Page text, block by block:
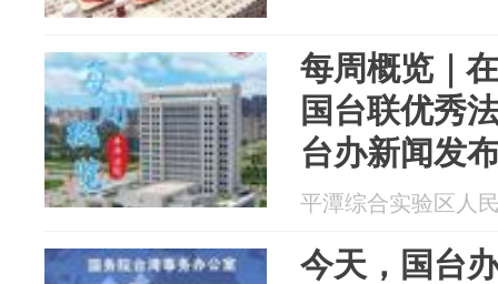
每周概览｜
国台联优秀
台办新闻发
30期）
平潭综合实验区人
今天，国台